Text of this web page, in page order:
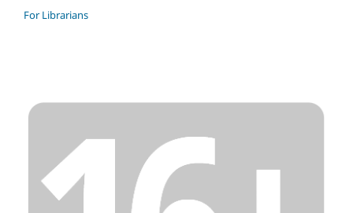
For Librarians